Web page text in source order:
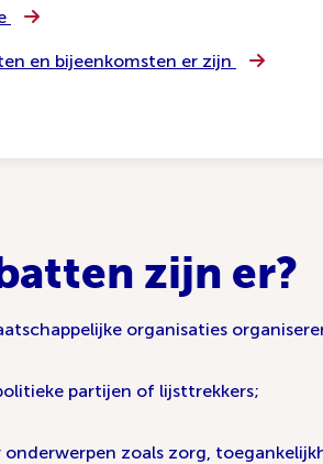
en bijeenkomsten er zijn
zijn er?
organisaties
partijen of lijsttrekkers;
zoals zorg,